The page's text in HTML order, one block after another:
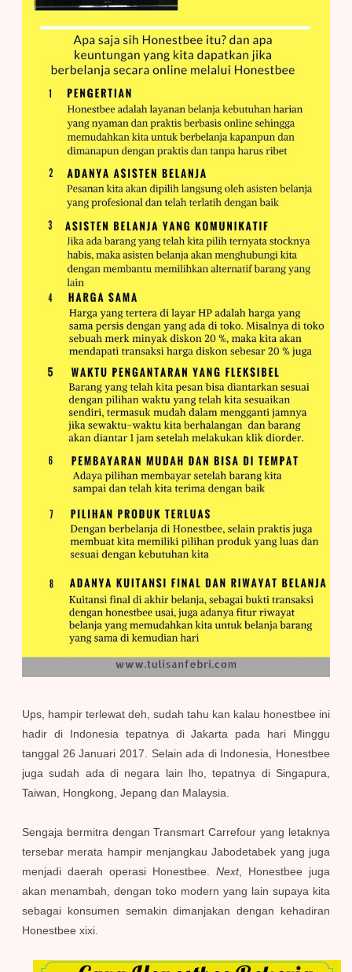
Ups, hampir terlewat deh, sudah tahu kan kalau honestbee ini
hadir di Indonesia tepatnya di Jakarta pada hari Minggu
tanggal 26 Januari 2017. Selain ada di Indonesia, Honestbee
juga sudah ada di negara lain lho, tepatnya di Singapura,
Taiwan, Hongkong, Jepang dan Malaysia.
Sengaja bermitra dengan Transmart Carrefour yang letaknya
tersebar merata hampir menjangkau Jabodetabek yang juga
menjadi daerah operasi Honestbee. Next, Honestbee juga
akan menambah, dengan toko modern yang lain supaya kita
sebagai konsumen semakin dimanjakan dengan kehadiran
Honestbee xixi.